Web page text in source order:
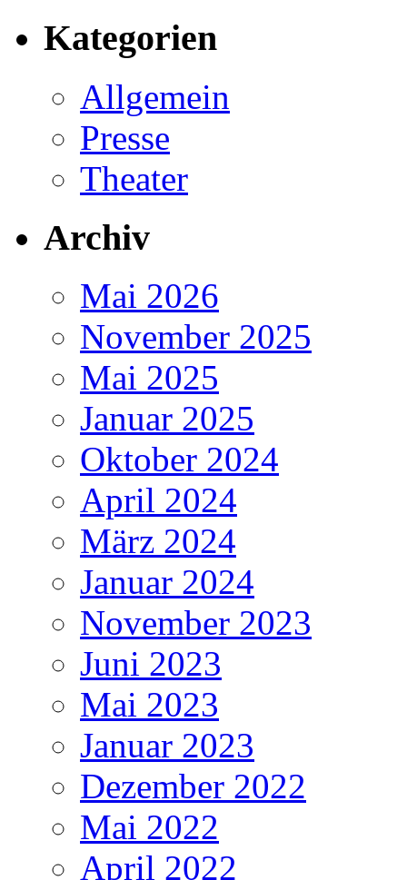
Kategorien
Allgemein
Presse
Theater
Archiv
Mai 2026
November 2025
Mai 2025
Januar 2025
Oktober 2024
April 2024
März 2024
Januar 2024
November 2023
Juni 2023
Mai 2023
Januar 2023
Dezember 2022
Mai 2022
April 2022